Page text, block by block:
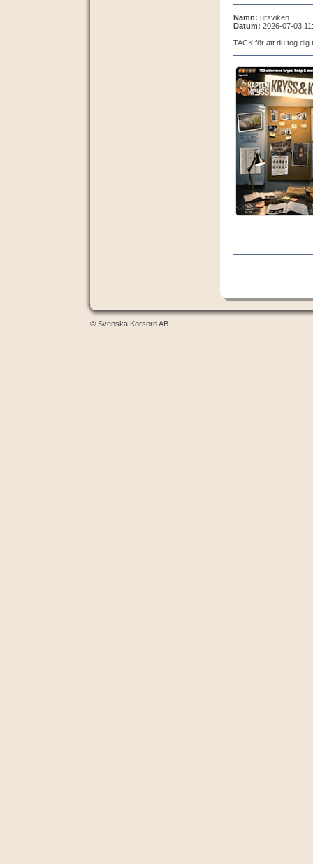
Namn: ursviken
Datum: 2026-07-03
TACK för att du tog dig
© Svenska Korsord AB